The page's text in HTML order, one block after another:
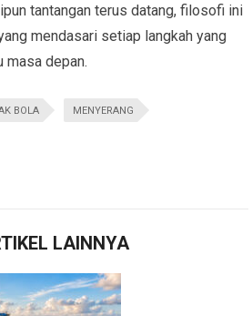
tantangan terus datang, filosofi ini
mendasari setiap langkah yang
masa depan.
BOLA MENYERANG
LAINNYA